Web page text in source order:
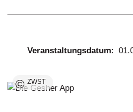
Veranstaltungsdatum
© ZWST